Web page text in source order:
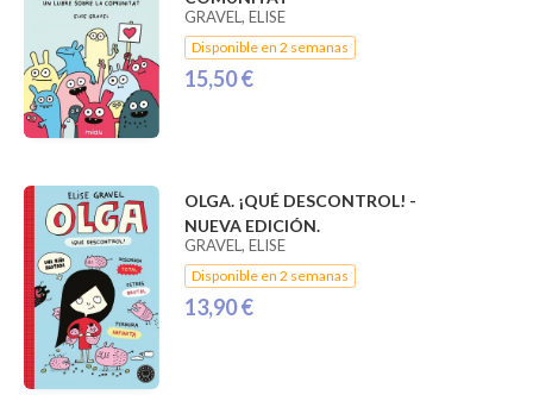
GRAVEL, ELISE
Disponible en 2 semanas
15,50 €
OLGA. ¡QUÉ DESCONTROL! -
NUEVA EDICIÓN.
GRAVEL, ELISE
Disponible en 2 semanas
13,90 €